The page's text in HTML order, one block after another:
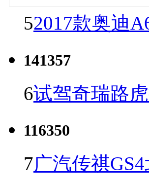
52017款奥迪
141357
6试驾奇瑞路
116350
7广汽传祺